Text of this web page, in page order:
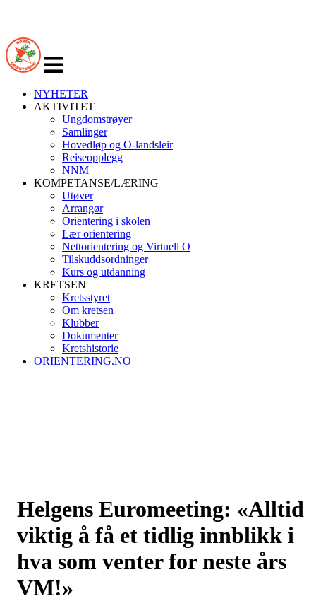
navigasjon
NYHETER
AKTIVITET
Ungdomstrøyer
Samlinger
Hovedløp og O-landsleir
Reiseopplegg
NNM
KOMPETANSE/LÆRING
Utøver
Arrangør
Orientering i skolen
Lær orientering
Nettorientering og Virtuell O
Tilskuddsordninger
Kurs og utdanning
KRETSEN
Kretsstyret
Om kretsen
Klubber
Dokumenter
Kretshistorie
ORIENTERING.NO
Helgens Euromeeting: «Alltid
viktig å få et tidlig innblikk i
hva som venter for neste års
VM!»